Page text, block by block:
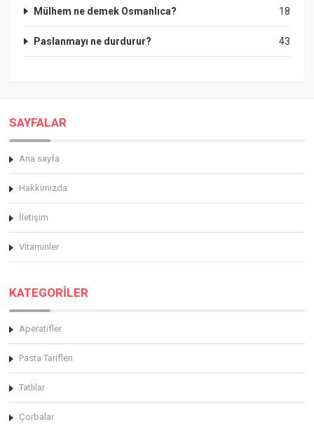
18
Mülhem ne demek Osmanlıca?
43
Paslanmayı ne durdurur?
SAYFALAR
Ana sayfa
Hakkimizda
İletişim
Vitaminler
KATEGORİLER
Aperatifler
Pasta Tarifleri
Tatlılar
Çorbalar